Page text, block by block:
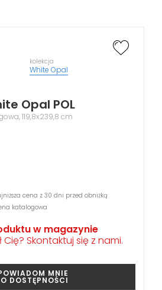
kolekcja
White Opal
Opal POL
119,8x239,8 cm
cena z 30 dni przed obniżką
katalogowa
w magazynie
Cię? Skontaktuj się z nami.
MNIE
O DOSTĘPNOŚCI